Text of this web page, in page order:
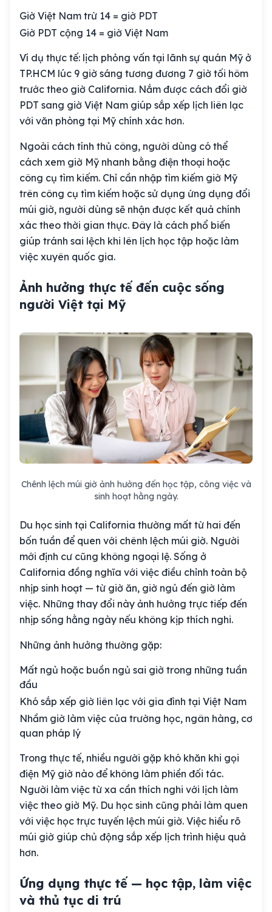
Giờ Việt Nam trừ 14 = giờ PDT
Giờ PDT cộng 14 = giờ Việt Nam
Ví dụ thực tế: lịch phỏng vấn tại lãnh sự quán Mỹ ở
TP.HCM lúc 9 giờ sáng tương đương 7 giờ tối hôm
trước theo giờ California. Nắm được cách đổi giờ
PDT sang giờ Việt Nam giúp sắp xếp lịch liên lạc
với văn phòng tại Mỹ chính xác hơn.
Ngoài cách tính thủ công, người dùng có thể
cách xem giờ Mỹ nhanh bằng điện thoại hoặc
công cụ tìm kiếm. Chỉ cần nhập tìm kiếm giờ Mỹ
trên công cụ tìm kiếm hoặc sử dụng ứng dụng đổi
múi giờ, người dùng sẽ nhận được kết quả chính
xác theo thời gian thực. Đây là cách phổ biến
giúp tránh sai lệch khi lên lịch học tập hoặc làm
việc xuyên quốc gia.
Ảnh hưởng thực tế đến cuộc sống
người Việt tại Mỹ
Chênh lệch múi giờ ảnh hưởng đến học tập, công việc và
sinh hoạt hằng ngày.
Du học sinh tại California thường mất từ hai đến
bốn tuần để quen với chênh lệch múi giờ. Người
mới định cư cũng không ngoại lệ. Sống ở
California đồng nghĩa với việc điều chỉnh toàn bộ
nhịp sinh hoạt — từ giờ ăn, giờ ngủ đến giờ làm
việc. Những thay đổi này ảnh hưởng trực tiếp đến
nhịp sống hằng ngày nếu không kịp thích nghi.
Những ảnh hưởng thường gặp:
Mất ngủ hoặc buồn ngủ sai giờ trong những tuần
đầu
Khó sắp xếp giờ liên lạc với gia đình tại Việt Nam
Nhầm giờ làm việc của trường học, ngân hàng, cơ
quan pháp lý
Trong thực tế, nhiều người gặp khó khăn khi gọi
điện Mỹ giờ nào để không làm phiền đối tác.
Người làm việc từ xa cần thích nghi với lịch làm
việc theo giờ Mỹ. Du học sinh cũng phải làm quen
với việc học trực tuyến lệch múi giờ. Việc hiểu rõ
múi giờ giúp chủ động sắp xếp lịch trình hiệu quả
hơn.
Ứng dụng thực tế — học tập, làm việc
và thủ tục di trú